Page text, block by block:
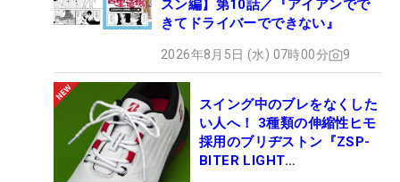
スン編】第10話／『アイアンでで
きてドライバーでできない』
2026年8月5日 (水) 07時00分 9
スイング中のブレをなくした
い人へ！ 3種類の伸縮性ヒモ
採用のブリヂストン『ZSP-
BITER LIGHT